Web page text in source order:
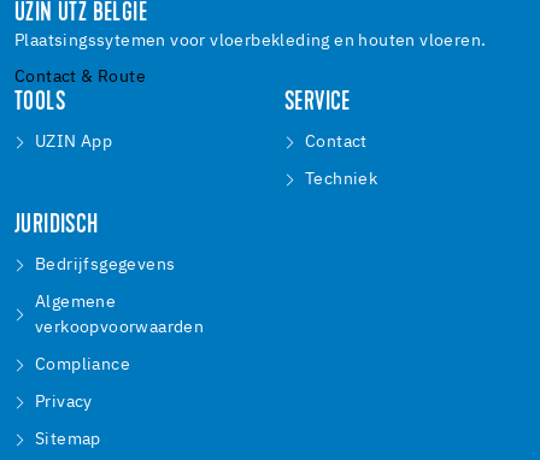
UZIN UTZ BELGIË
Plaatsingssytemen voor vloerbekleding en houten vloeren.
Contact & Route
TOOLS
UZIN App
SERVICE
Contact
Techniek
JURIDISCH
Bedrijfsgegevens
Algemene
verkoopvoorwaarden
Compliance
Privacy
Sitemap